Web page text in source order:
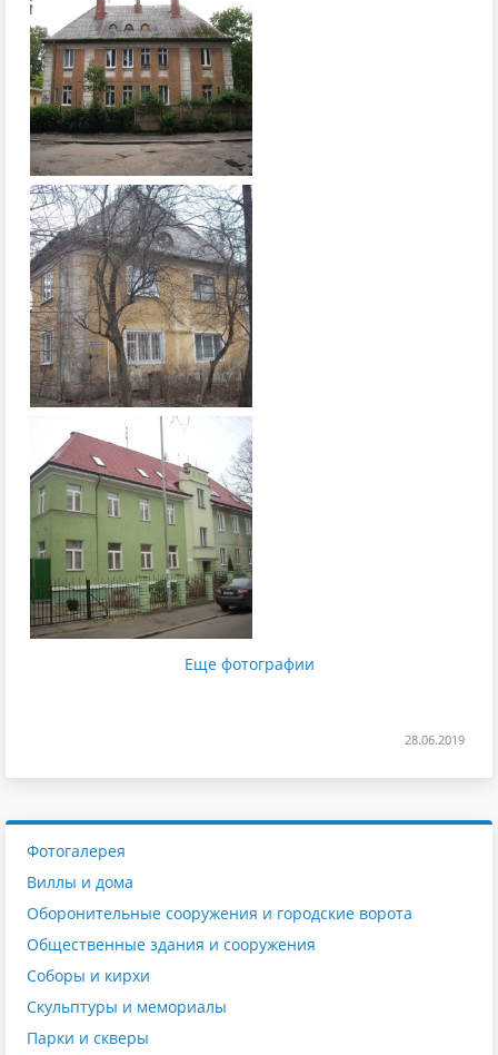
Еще фотографии
28.06.2019
Фотогалерея
Виллы и дома
Оборонительные сооружения и городские ворота
Общественные здания и сооружения
Соборы и кирхи
Скульптуры и мемориалы
Парки и скверы